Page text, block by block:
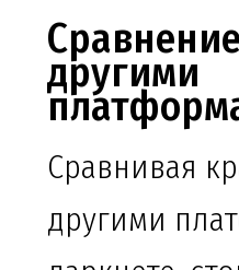
другими
Сравнивая
другими